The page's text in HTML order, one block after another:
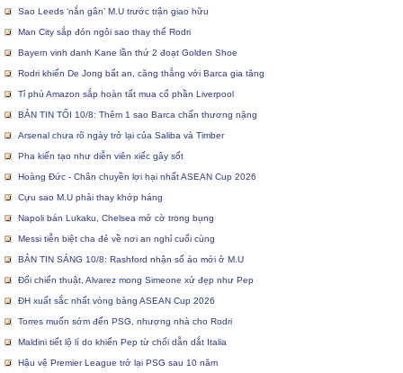
Sao Leeds ‘nắn gân’ M.U trước trận giao hữu
Man City sắp đón ngôi sao thay thế Rodri
Bayern vinh danh Kane lần thứ 2 đoạt Golden Shoe
Rodri khiến De Jong bất an, căng thẳng với Barca gia tăng
Tỉ phú Amazon sắp hoàn tất mua cổ phần Liverpool
BẢN TIN TỐI 10/8: Thêm 1 sao Barca chấn thương nặng
Arsenal chưa rõ ngày trở lại của Saliba và Timber
Pha kiến tạo như diễn viên xiếc gây sốt
Hoàng Đức - Chân chuyền lợi hại nhất ASEAN Cup 2026
Cựu sao M.U phải thay khớp háng
Napoli bán Lukaku, Chelsea mở cờ trong bụng
Messi tiễn biệt cha đẻ về nơi an nghỉ cuối cùng
BẢN TIN SÁNG 10/8: Rashford nhận số áo mới ở M.U
Đổi chiến thuật, Alvarez mong Simeone xử đẹp như Pep
ĐH xuất sắc nhất vòng bảng ASEAN Cup 2026
Torres muốn sớm đến PSG, nhượng nhà cho Rodri
Maldini tiết lộ lí do khiến Pep từ chối dẫn dắt Italia
Hậu vệ Premier League trở lại PSG sau 10 năm